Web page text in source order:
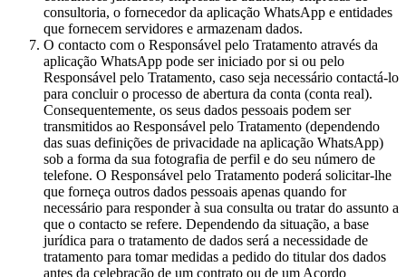
consultoria, o fornecedor da aplicação WhatsApp e entidades
que fornecem servidores e armazenam dados.
O contacto com o Responsável pelo Tratamento através da
aplicação WhatsApp pode ser iniciado por si ou pelo
Responsável pelo Tratamento, caso seja necessário contactá-lo
para concluir o processo de abertura da conta (conta real).
Consequentemente, os seus dados pessoais podem ser
transmitidos ao Responsável pelo Tratamento (dependendo
das suas definições de privacidade na aplicação WhatsApp)
sob a forma da sua fotografia de perfil e do seu número de
telefone. O Responsável pelo Tratamento poderá solicitar-lhe
que forneça outros dados pessoais apenas quando for
necessário para responder à sua consulta ou tratar do assunto a
que o contacto se refere. Dependendo da situação, a base
jurídica para o tratamento de dados será a necessidade de
tratamento para tomar medidas a pedido do titular dos dados
antes da celebração de um contrato ou de um Acordo